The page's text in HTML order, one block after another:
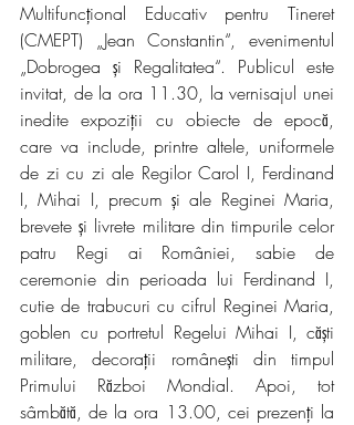
Multifuncțional Educativ pentru Tineret
(CMEPT) „Jean Constantin“, evenimentul
„Dobrogea și Regalitatea“. Publicul este
invitat, de la ora 11.30, la vernisajul unei
inedite expoziții cu obiecte de epocă,
care va include, printre altele, uniformele
de zi cu zi ale Regilor Carol I, Ferdinand
I, Mihai I, precum și ale Reginei Maria,
brevete și livrete militare din timpurile celor
patru Regi ai României, sabie de
ceremonie din perioada lui Ferdinand I,
cutie de trabucuri cu cifrul Reginei Maria,
goblen cu portretul Regelui Mihai I, căști
militare, decorații românești din timpul
Primului Război Mondial. Apoi, tot
sâmbătă, de la ora 13.00, cei prezenți la